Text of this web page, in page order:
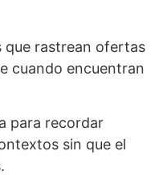
que rastrean ofertas
cuando encuentran
para recordar
sin que el